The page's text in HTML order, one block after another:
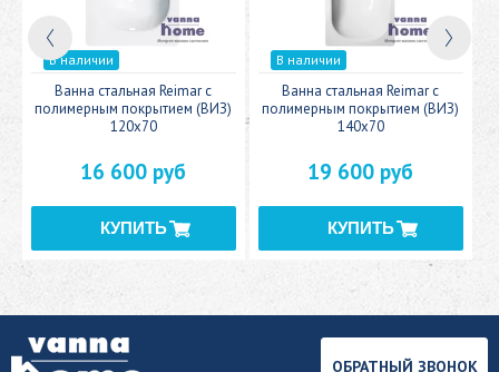
В наличии
Ванна стальная Reimar с
полимерным покрытием (ВИЗ)
120x70
16 600 руб
В наличии
Ванна стальная Reimar с
полимерным покрытием (ВИЗ)
140x70
19 600 руб
ОБРАТНЫЙ ЗВОНОК